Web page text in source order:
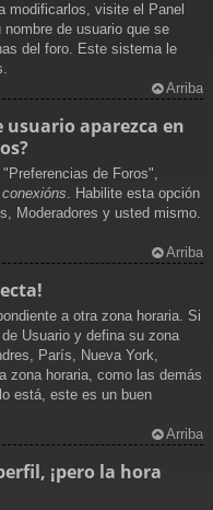
modificarlos, visite el Panel
de usuario que se
del foro. Este sistema le
Arriba
usuario aparezca en
de Foros",
. Habilite esta opción
Moderadores y usted mismo.
Arriba
a otra zona horaria. Si
Usuario y defina su zona
París, Nueva York,
zona horaria, como las demás
está, este es un buen
Arriba
¡pero la hora